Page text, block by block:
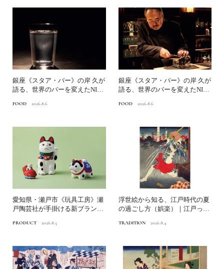
銀座《スタア・バー》の岸 久が
語る、世界のバーを変えたNINJ
FOOD 2026.8.6
銀座《スタア・バー》の岸 久が
語る、世界のバーを変えたNINJ
FOOD 2026.8.6
愛知県・瀬戸市《玩具工房》瀬
戸陶芸社が手掛ける新ブランド
PRODUCT 2026.8.5
浮世絵から知る、江戸時代の夏
の過ごし方（娯楽）｜江戸っ子
TRADITION 2026.8.4